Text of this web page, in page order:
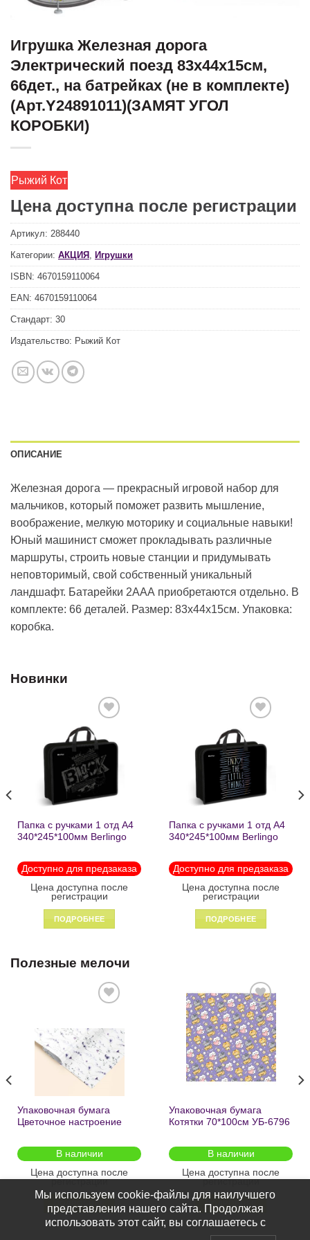
Игрушка Железная дорога
Электрический поезд 83х44х15см,
66дет., на батрейках (не в комплекте)
(Арт.Y24891011)(ЗАМЯТ УГОЛ
КОРОБКИ)
Рыжий Кот
Цена доступна после регистрации
Артикул: 288440
Категории: АКЦИЯ Игрушки
ISBN: 4670159110064
EAN: 4670159110064
Стандарт: 30
Издательство: Рыжий Кот
ОПИСАНИЕ
Железная дорога — прекрасный игровой набор для
мальчиков, который поможет развить мышление,
воображение, мелкую моторику и социальные навыки!
Юный машинист сможет прокладывать различные
маршруты, строить новые станции и придумывать
неповторимый, свой собственный уникальный
ландшафт. Батарейки 2ААА приобретаются отдельно. В
комплекте: 66 деталей. Размер: 83х44х15см. Упаковка:
коробка.
Новинки
Добавить
в список
желаний
Папка с ручками 1 отд А4
340*245*100мм Berlingo
молнии1246
Доступно для предзаказа
Цена доступна после
регистрации
ПОДРОБНЕЕ
Добавить
в список
желаний
Папка с ручками 1 отд А4
340*245*100мм Berlingo
пластик на молнии 1215
Доступно для предзаказа
Цена доступна после
регистрации
ПОДРОБНЕЕ
Полезные мелочи
желаний
Упаковочная бумага
Цветочное настроение
2шт/
В наличии
Цена доступна после
регистрации
Добавить
в список
желаний
Упаковочная бумага
Котятки 70*100см УБ-6796
В наличии
Цена доступна после
регистрации
ПОДРОБНЕЕ
Мы используем cookie-файлы для наилучшего
представления нашего сайта. Продолжая
использовать этот сайт, вы соглашаетесь с